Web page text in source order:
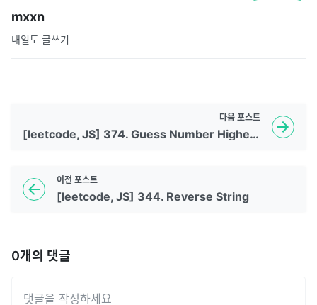
mxxn
내일도 글쓰기
이전 포스트
[leetcode, JS] 344. Reverse String
다음 포스트
[leetcode, JS] 374. Guess Number Higher or Lower
0개의 댓글